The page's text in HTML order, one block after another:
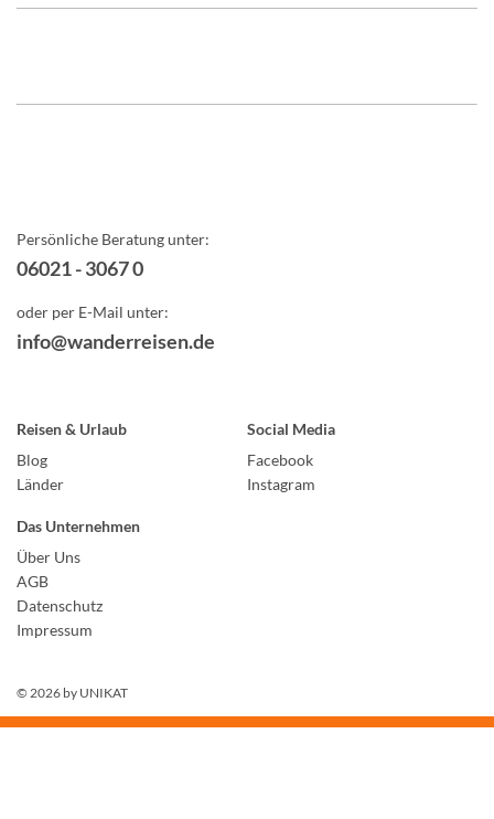
Persönliche Beratung unter:
06021 - 3067 0
oder per E-Mail unter:
info@wanderreisen.de
Reisen & Urlaub
Blog
Länder
Social Media
Facebook
Instagram
Das Unternehmen
Über Uns
AGB
Datenschutz
Impressum
© 2026 by UNIKAT